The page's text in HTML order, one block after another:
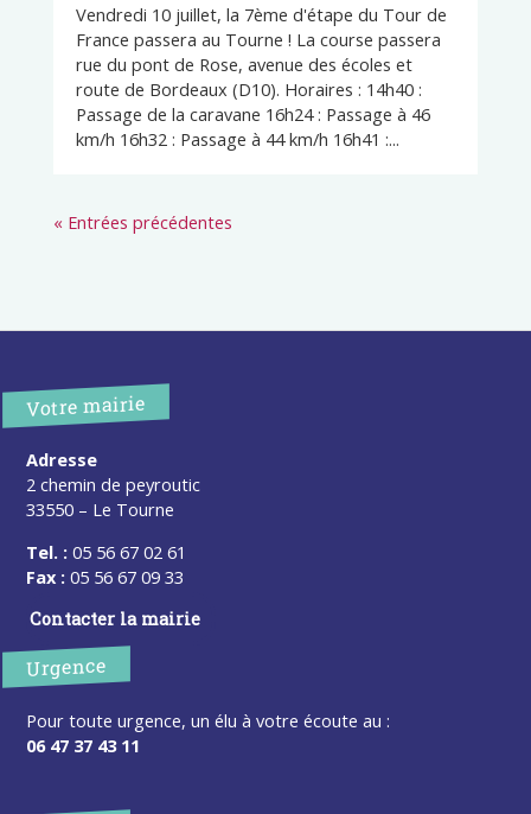
Vendredi 10 juillet, la 7ème d'étape du Tour de
France passera au Tourne ! La course passera
rue du pont de Rose, avenue des écoles et
route de Bordeaux (D10). Horaires : 14h40 :
Passage de la caravane 16h24 : Passage à 46
km/h 16h32 : Passage à 44 km/h 16h41 :...
« Entrées précédentes
Votre mairie
Adresse
2 chemin de peyroutic
33550 – Le Tourne
Tel. : 05 56 67 02 61
Fax : 05 56 67 09 33
Contacter la mairie
Urgence
Pour toute urgence, un élu à votre écoute au :
06 47 37 43 11